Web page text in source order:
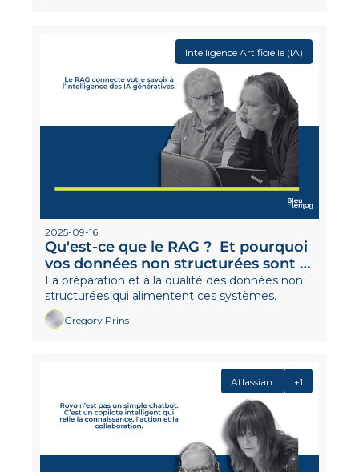
Intelligence Artificielle (IA)
2025-09-16
Qu'est-ce que le RAG ?  Et pourquoi
vos données non structurées sont le
vrai défi
La préparation et à la qualité des données non
structurées qui alimentent ces systèmes.
Gregory Prins
Atlassian +1